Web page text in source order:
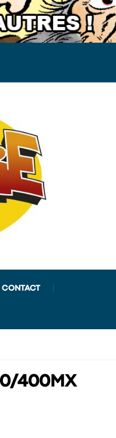
CONTACT
400MX